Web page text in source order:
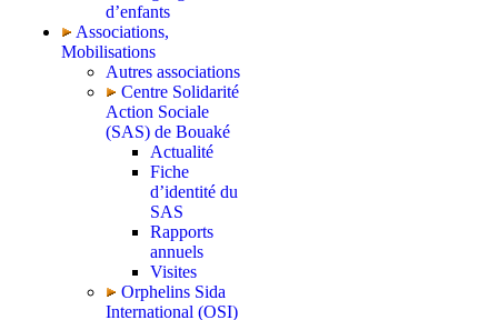
d’enfants
Associations,
Mobilisations
Autres associations
Centre Solidarité
Action Sociale
(SAS) de Bouaké
Actualité
Fiche
d’identité du
SAS
Rapports
annuels
Visites
Orphelins Sida
International (OSI)